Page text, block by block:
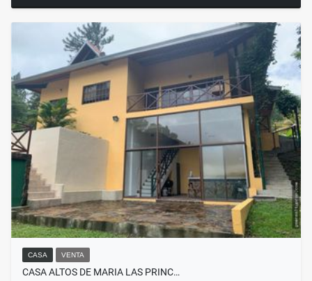
CASA VENTA
CASA ALTOS DE MARIA LAS PRINC…